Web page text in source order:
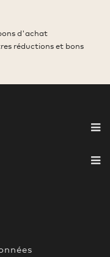
d'achat
réductions et bons